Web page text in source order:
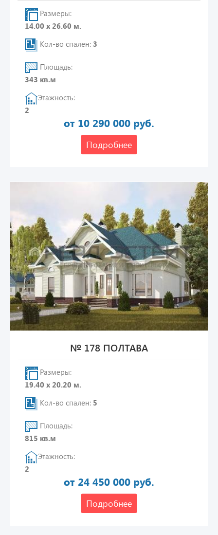
Размеры:
14.00 х 26.60 м.
Кол-во спален: 3
Площадь:
343 кв.м
Этажность:
2
от 10 290 000 руб.
Подробнее
№ 178 ПОЛТАВА
Размеры:
19.40 х 20.20 м.
Кол-во спален: 5
Площадь:
815 кв.м
Этажность:
2
от 24 450 000 руб.
Подробнее